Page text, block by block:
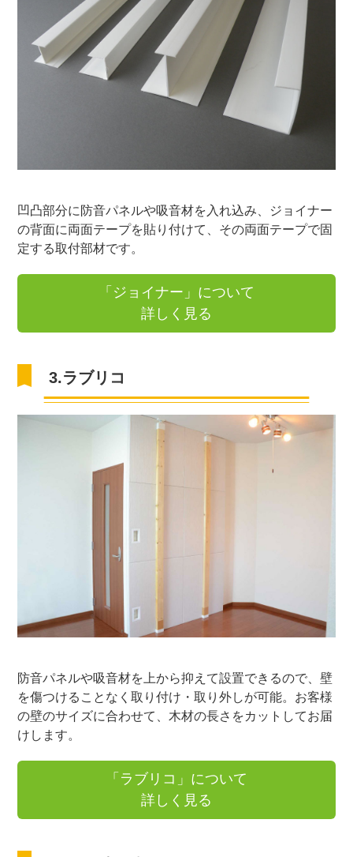
凹凸部分に防音パネルや吸音材を入れ込み、ジョイナー
の背面に両面テープを貼り付けて、その両面テープで固
定する取付部材です。
「ジョイナー」について
詳しく見る
3.ラブリコ
防音パネルや吸音材を上から抑えて設置できるので、壁
を傷つけることなく取り付け・取り外しが可能。お客様
の壁のサイズに合わせて、木材の長さをカットしてお届
けします。
「ラブリコ」について
詳しく見る